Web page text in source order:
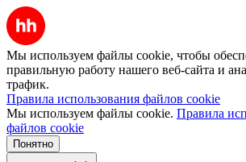
Мы используем файлы cookie, чтобы
правильную работу нашего веб-сайта и
трафик.
Правила использования файлов cookie
Мы используем файлы cookie. Правила
файлов cookie
Понятно